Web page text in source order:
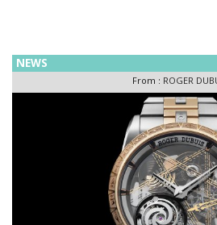
卓越技術と独創性で魅せるオート
「エクスカリバー スパイダー フラ
クロノグラフ、エクスカリバー ス
ロノグラフ
NEWS
From : ROGER